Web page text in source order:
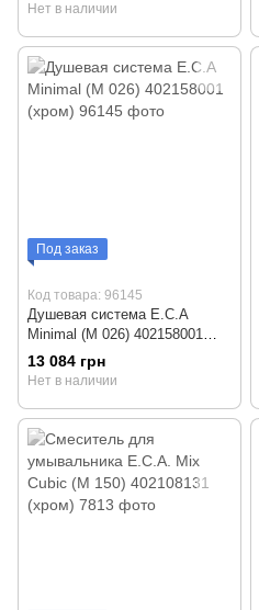
Нет в наличии
Под заказ
Код товара: 96145
Душевая система E.C.A
Minimal (М 026) 402158001
(хром)
13 084 грн
Нет в наличии